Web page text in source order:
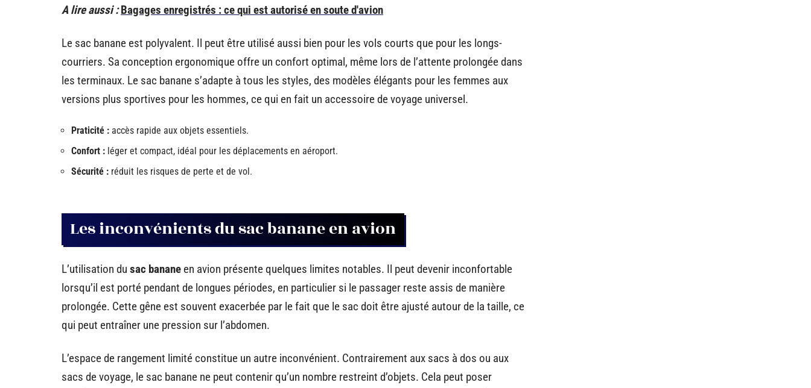
A lire aussi : Bagages enregistrés : ce qui est autorisé en soute d'avion
Le sac banane est polyvalent. Il peut être utilisé aussi bien pour les vols courts que pour les longs-
courriers. Sa conception ergonomique offre un confort optimal, même lors de l’attente prolongée dans
les terminaux. Le sac banane s’adapte à tous les styles, des modèles élégants pour les femmes aux
versions plus sportives pour les hommes, ce qui en fait un accessoire de voyage universel.
Praticité : accès rapide aux objets essentiels.
Confort : léger et compact, idéal pour les déplacements en aéroport.
Sécurité : réduit les risques de perte et de vol.
Les inconvénients du sac banane en avion
L’utilisation du sac banane en avion présente quelques limites notables. Il peut devenir inconfortable
lorsqu’il est porté pendant de longues périodes, en particulier si le passager reste assis de manière
prolongée. Cette gêne est souvent exacerbée par le fait que le sac doit être ajusté autour de la taille, ce
qui peut entraîner une pression sur l’abdomen.
L’espace de rangement limité constitue un autre inconvénient. Contrairement aux sacs à dos ou aux
sacs de voyage, le sac banane ne peut contenir qu’un nombre restreint d’objets. Cela peut poser